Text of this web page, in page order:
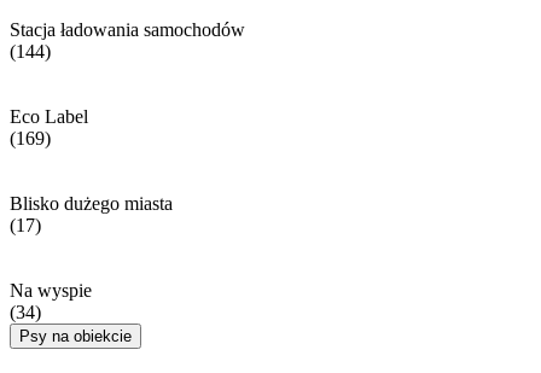
Stacja ładowania samochodów
(144)
Eco Label
(169)
Blisko dużego miasta
(17)
Na wyspie
(34)
Psy na obiekcie